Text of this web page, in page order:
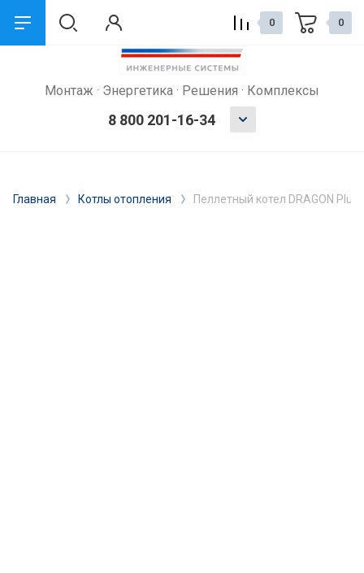
Монтаж · Энергетика · Решения · Комплексы
8 800 201-16-34
0 0
Главная Котлы отопления Пеллетный котел DRAGON Plus